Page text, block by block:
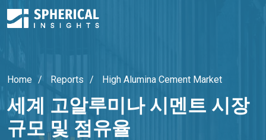
Home Reports High Alumina Cement Market
세계 고알루미나 시멘트 시장
규모 및 점유율